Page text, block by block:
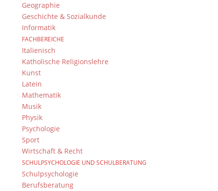
Geographie
Geschichte & Sozialkunde
Informatik
FACHBEREICHE
Italienisch
Katholische Religionslehre
Kunst
Latein
Mathematik
Musik
Physik
Psychologie
Sport
Wirtschaft & Recht
SCHULPSYCHOLOGIE UND SCHULBERATUNG
Schulpsychologie
Berufsberatung
Suche
Newsarchiv
Newsarchiv
Das DG
Dientzenhofer-Gymnasium Bamberg
Feldkirchenstr. 20-22